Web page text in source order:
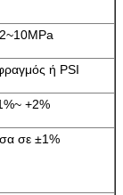
ή PSI
+2%
σε ±1%